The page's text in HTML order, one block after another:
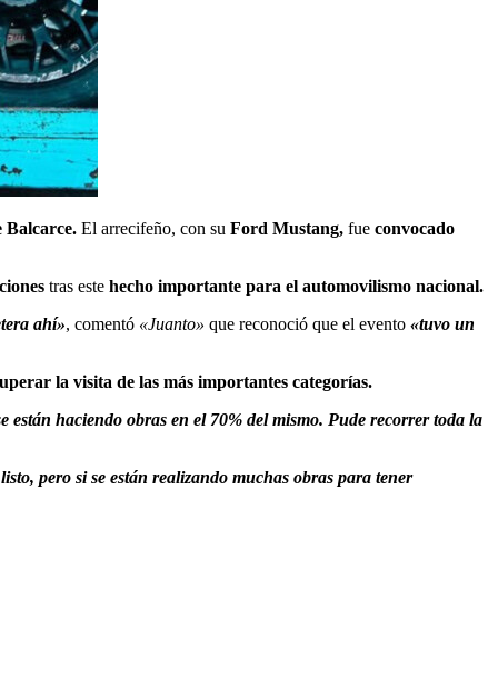
Balcarce. El arrecifeño, con su Ford Mustang, fue convocado
tras este hecho importante para el automovilismo nacional.
ahí», comentó «Juanto» que reconoció que el evento «tuvo un
la visita de las más importantes categorías.
haciendo obras en el 70% del mismo. Pude recorrer toda la
pero si se están realizando muchas obras para tener